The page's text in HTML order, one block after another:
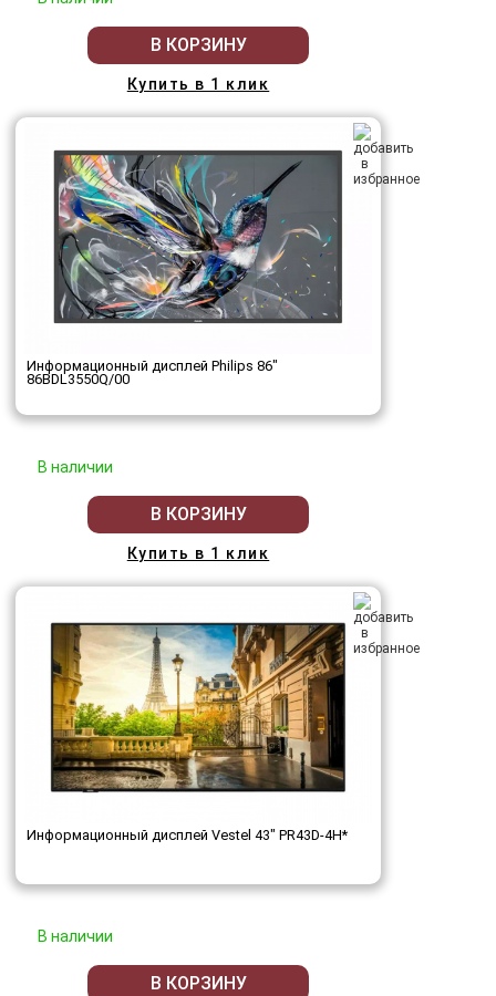
В КОРЗИНУ
Купить в 1 клик
Информационный дисплей Philips 86"
86BDL3550Q/00
В наличии
В КОРЗИНУ
Купить в 1 клик
Информационный дисплей Vestel 43" PR43D-4H*
В наличии
В КОРЗИНУ